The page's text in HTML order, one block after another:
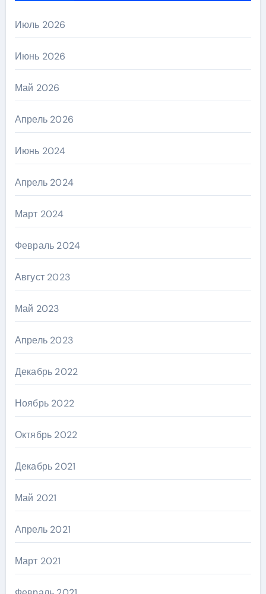
Июль 2026
Июнь 2026
Май 2026
Апрель 2026
Июнь 2024
Апрель 2024
Март 2024
Февраль 2024
Август 2023
Май 2023
Апрель 2023
Декабрь 2022
Ноябрь 2022
Октябрь 2022
Декабрь 2021
Май 2021
Апрель 2021
Март 2021